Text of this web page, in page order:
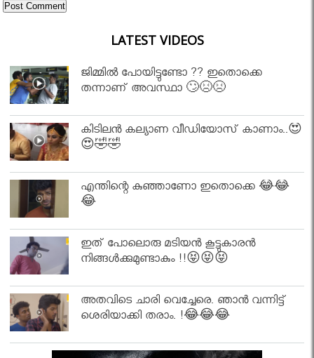
LATEST VIDEOS
ജിമ്മിൽ പോയിട്ടുണ്ടോ ?? ഇതൊക്കെ
തന്നാണ് അവസ്ഥാ 🙄😣😣
കിടിലൻ കല്യാണ വീഡിയോസ് കാണാം..😍
😍🤣🤣
എന്തിന്റെ കുഞ്ഞാണോ ഇതൊക്കെ 😂😂
😂
ഇത് പോലൊരു മടിയൻ കൂട്ടുകാരൻ
നിങ്ങൾക്കുമുണ്ടാകും !!😝😝😝
അതവിടെ ചാരി വെച്ചേരെ. ഞാൻ വന്നിട്ട്
ശെരിയാക്കി തരാം. !😂😂😂